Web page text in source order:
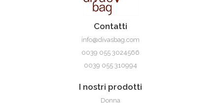
Contatti
info@divasbag.com
0039 055 3024566
0039 055 310994
I nostri prodotti
Donna